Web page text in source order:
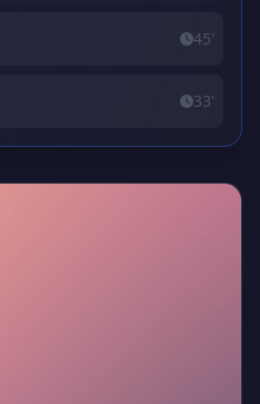
45'
33'